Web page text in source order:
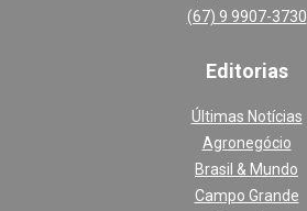
(67) 9 9907-3730
Editorias
Últimas Notícias
Agronegócio
Brasil & Mundo
Campo Grande